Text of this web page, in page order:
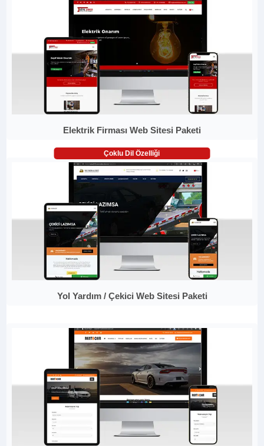
Elektrik Firması Web Sitesi Paketi
Çoklu Dil Özelliği
Yol Yardım / Çekici Web Sitesi Paketi